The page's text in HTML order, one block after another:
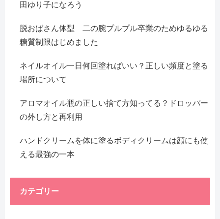
田ゆり子になろう
脱おばさん体型 二の腕プルプル卒業のためゆるゆる
糖質制限はじめました
ネイルオイル一日何回塗ればいい？正しい頻度と塗る
場所について
アロマオイル瓶の正しい捨て方知ってる？ドロッパー
の外し方と再利用
ハンドクリームを体に塗るボディクリームは顔にも使
える最強の一本
カテゴリー